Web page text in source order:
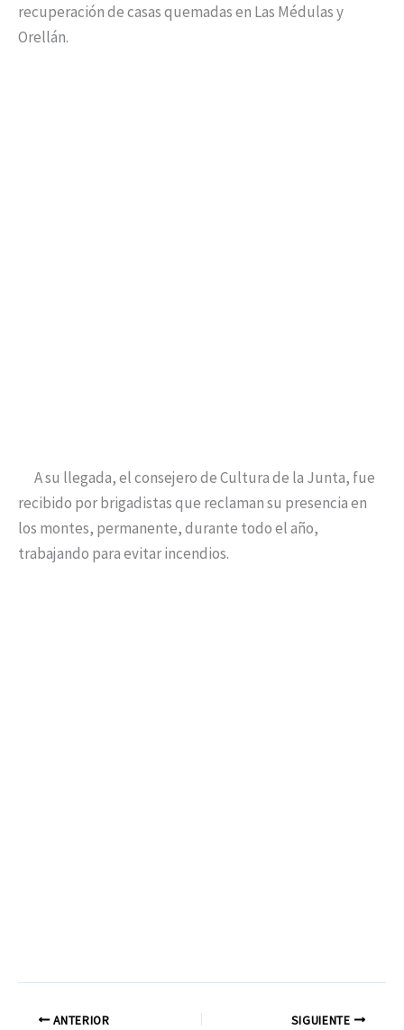
recuperación de casas quemadas en Las Médulas y
Orellán.
A su llegada, el consejero de Cultura de la Junta, fue
recibido por brigadistas que reclaman su presencia en
los montes, permanente, durante todo el año,
trabajando para evitar incendios.
ANTERIOR SIGUIENTE